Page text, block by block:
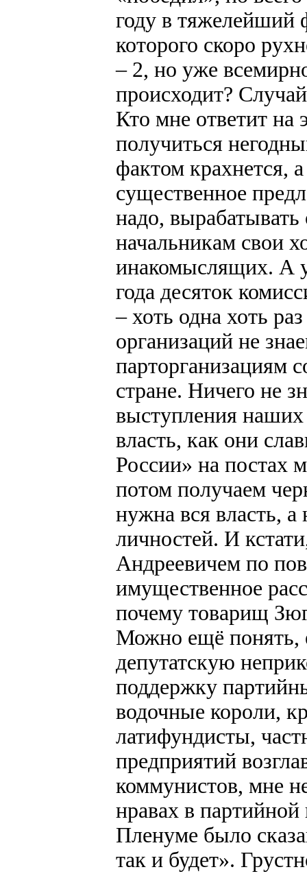
году в тяжелейший
которого скоро
– 2, но уже
происходит?
Кто мне ответит на
получиться
фактом крахнется,
существенное
надо,
начальникам свои
инакомыслящих. А у
года десяток
– хоть одна хоть
организаций не
парторганизациям
стране. Ничего не
выступления
власть, как они
России» на постах
потом получаем
нужна вся власть, а
личностей. И
Андреевичем по
имущественное
почему товарищ
Можно ещё понять,
депутатскую
поддержку
водочные короли,
латифундисты,
предприятий
коммунистов, мне
нравах в
Пленуме было
так и будет».